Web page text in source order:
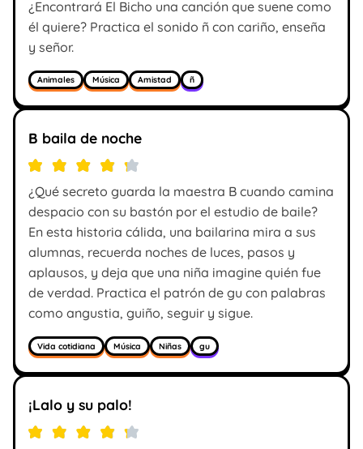
¿Encontrará El Bicho una canción que suene como
él quiere? Practica el sonido ñ con cariño, enseña
y señor.
Animales Música Amistad ñ
B baila de noche
¿Qué secreto guarda la maestra B cuando camina
despacio con su bastón por el estudio de baile?
En esta historia cálida, una bailarina mira a sus
alumnas, recuerda noches de luces, pasos y
aplausos, y deja que una niña imagine quién fue
de verdad. Practica el patrón de gu con palabras
como angustia, guiño, seguir y sigue.
Vida cotidiana Música Niñas gu
¡Lalo y su palo!